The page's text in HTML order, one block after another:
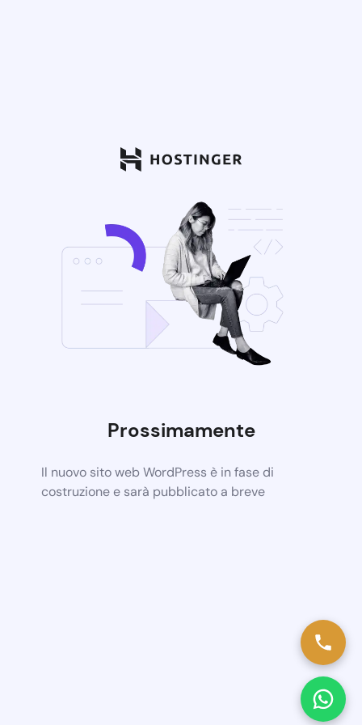
Prossimamente
Il nuovo sito web WordPress è in fase di
costruzione e sarà pubblicato a breve